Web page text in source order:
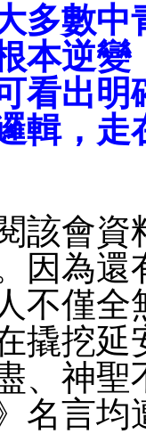
多數中
本逆
看出
輯，走
該會
因為
不僅全
撬挖延
、神
名言均